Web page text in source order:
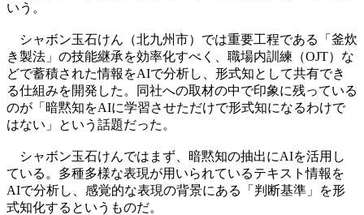
いう。
シャボン玉石けん（北九州市）では重要工程である「釜炊
き製法」の技能継承を効率化すべく、職場内訓練（OJT）な
どで蓄積された情報をAIで分析し、形式知として共有でき
る仕組みを開発した。同社への取材の中で印象に残っている
のが「暗黙知をAIに学習させただけで形式知になるわけで
はない」という話題だった。
シャボン玉石けんではまず、暗黙知の抽出にAIを活用し
ている。多種多様な表現が用いられているテキスト情報を
AIで分析し、感覚的な表現の背景にある「判断基準」を形
式知化するというものだ。